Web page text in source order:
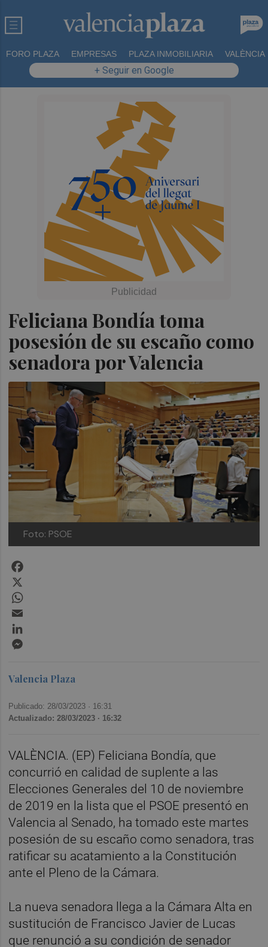
FORO PLAZA EMPRESAS PLAZA INMOBILIARIA VALÈNCIA
+ Seguir en Google
Feliciana Bondía toma
posesión de su escaño como
senadora por Valencia
Foto: PSOE
Valencia Plaza
Publicado: 28/03/2023 · 16:31
Actualizado: 28/03/2023 · 16:32
VALÈNCIA. (EP) Feliciana Bondía, que
concurrió en calidad de suplente a las
Elecciones Generales del 10 de noviembre
de 2019 en la lista que el PSOE presentó en
Valencia al Senado, ha tomado este martes
posesión de su escaño como senadora, tras
ratificar su acatamiento a la Constitución
ante el Pleno de la Cámara.
La nueva senadora llega a la Cámara Alta en
sustitución de Francisco Javier de Lucas
que renunció a su condición de senador